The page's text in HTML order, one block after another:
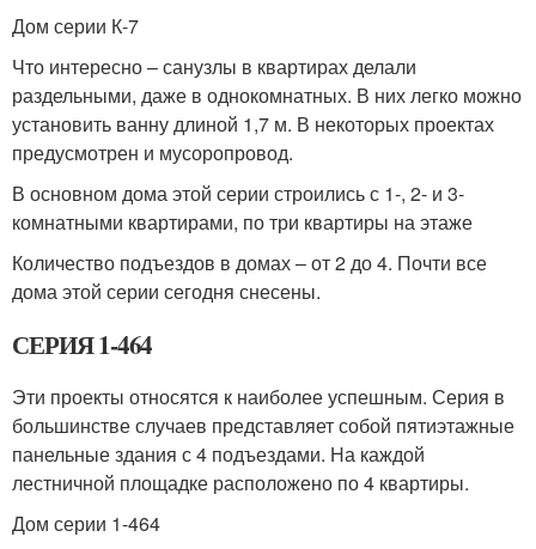
Дом серии К-7
Что интересно – санузлы в квартирах делали
раздельными, даже в однокомнатных. В них легко можно
установить ванну длиной 1,7 м. В некоторых проектах
предусмотрен и мусоропровод.
В основном дома этой серии строились с 1-, 2- и 3-
комнатными квартирами, по три квартиры на этаже
Количество подъездов в домах – от 2 до 4. Почти все
дома этой серии сегодня снесены.
СЕРИЯ 1-464
Эти проекты относятся к наиболее успешным. Серия в
большинстве случаев представляет собой пятиэтажные
панельные здания с 4 подъездами. На каждой
лестничной площадке расположено по 4 квартиры.
Дом серии 1-464